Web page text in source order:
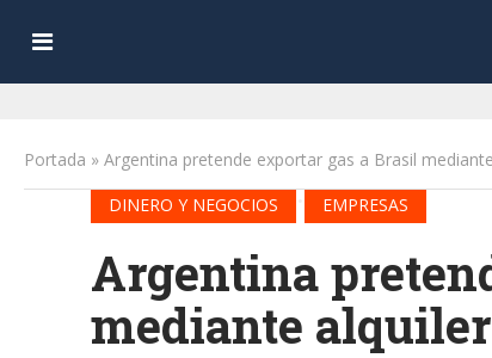
Portada » Argentina pretende exportar gas a Brasil
DINERO Y NEGOCIOS
EMPRESAS
Argentina
mediante